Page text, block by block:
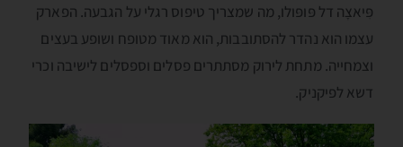
פִּיאצָה דל פּופּולו, מה שמצריך טיפוס רגלי על הגבעה. הפארק
עצמו הוא נהדר להסתובבות, הוא מאוד מטופח ושופע בעצים
וצמחייה. מתחת לירוק מסתתרים פסלים וספסלים לישיבה וכרי
דשא לפיקניק.